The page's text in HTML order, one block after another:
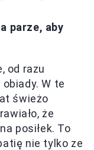
parze, aby
od razu
W te
świeżo
że
posiłek. To
nie tylko ze